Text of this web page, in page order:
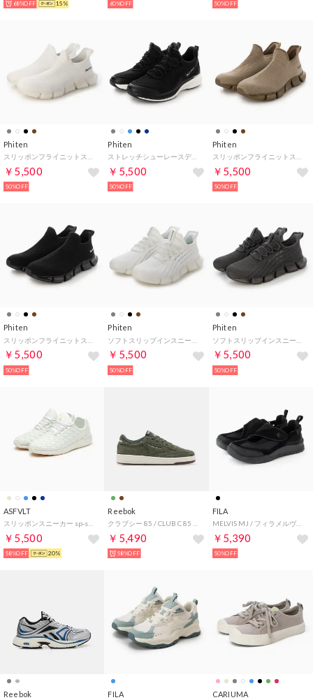
68%OFF 15% 60%OFF 50%OFF
Phiten
￥5,500
50%OFF
Phiten
￥5,500
50%OFF
Phiten
￥5,500
50%OFF
Phiten
￥5,500
50%OFF
Phiten
￥5,500
50%OFF
Phiten
￥5,500
50%OFF
ASFVLT
￥5,500
58%OFF 20%
Reebok
￥5,490
58%OFF
FILA
MELVIS MJ / フィラメルヴィスエムジェイ / カジュアルスニーカー （Black / Black / Black）
￥5,390
50%OFF
Reebok FILA CARIUMA